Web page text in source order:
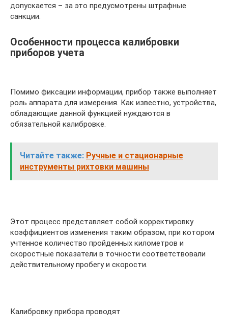
допускается – за это предусмотрены штрафные
санкции.
Особенности процесса калибровки
приборов учета
Помимо фиксации информации, прибор также выполняет
роль аппарата для измерения. Как известно, устройства,
обладающие данной функцией нуждаются в
обязательной калибровке.
Читайте также: Ручные и стационарные
инструменты рихтовки машины
Этот процесс представляет собой корректировку
коэффициентов изменения таким образом, при котором
учтенное количество пройденных километров и
скоростные показатели в точности соответствовали
действительному пробегу и скорости.
Калибровку прибора проводят